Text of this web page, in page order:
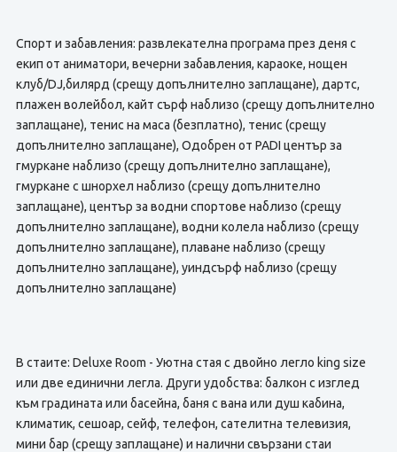
Спорт и забавления: развлекателна програма през деня с
екип от аниматори, вечерни забавления, караоке, нощен
клуб/DJ,билярд (срещу допълнително заплащане), дартс,
плажен волейбол, кайт сърф наблизо (срещу допълнително
заплащане), тенис на маса (безплатно), тенис (срещу
допълнително заплащане), Одобрен от PADI център за
гмуркане наблизо (срещу допълнително заплащане),
гмуркане с шнорхел наблизо (срещу допълнително
заплащане), център за водни спортове наблизо (срещу
допълнително заплащане), водни колела наблизо (срещу
допълнително заплащане), плаване наблизо (срещу
допълнително заплащане), уиндсърф наблизо (срещу
допълнително заплащане)
В стаите: Deluxe Room - Уютна стая с двойно легло king size
или две единични легла. Други удобства: балкон с изглед
към градината или басейна, баня с вана или душ кабина,
климатик, сешоар, сейф, телефон, сателитна телевизия,
мини бар (срещу заплащане) и налични свързани стаи